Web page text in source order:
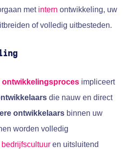
met intern ontwikkeling, uw
of volledig uitbesteden.
ontwikkelingsproces impliceert
die nauw en direct
ontwikkelaars binnen uw
worden volledig
bedrijfscultuur en uitsluitend